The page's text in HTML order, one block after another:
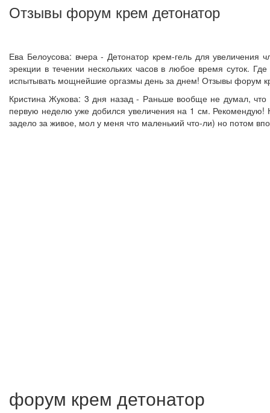
Отзывы форум крем детонатор
Ева Белоусова: вчера - Детонатор крем-гель для
эрекции в течении нескольких часов в любое время суток.
испытывать мощнейшие оргазмы день за днем! Отзывы форум
Кристина Жукова: 3 дня назад - Раньше вообще не думал, что
первую неделю уже добился увеличения на 1 см. Рекомендую!
задело за живое, мол у меня что маленький что-ли) но потом
форум крем детонатор